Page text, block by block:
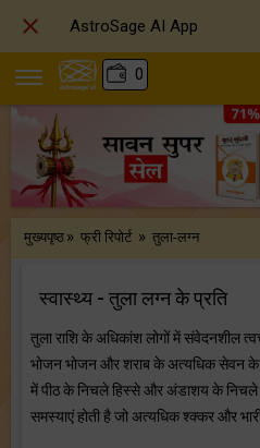
0
मुख्यपृष्ठ » फ्री रिपोर्ट » तुला-लग्न
स्वास्थ्य - तुला लग्न के प्रति
तुला राशि के अधिकांश लोगों में संवेदनशील
भोजन भोजन और शराब के अत्यधिक सेवन के
में पीठ के निचले हिस्से और अंडाशय के निचले
समस्याएं होती है जो अत्यधिक श्‍क्‍कर और
 AstroSage AI App